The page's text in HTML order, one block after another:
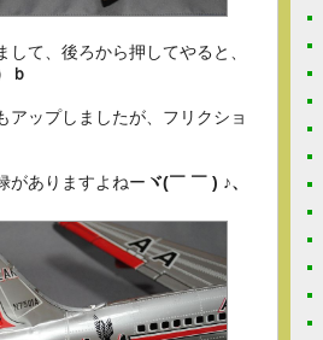
て、後ろから押してやると、
ｂ
ップしましたが、フリクショ
がありますよねー ヾ(￣ ￣ ) ♪、